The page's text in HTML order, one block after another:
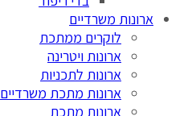
ארונות משרדיים
לוקרים ממתכת
ארונות ויטרינה
ארונות לתכניות
ארונות מתכת משרדיים
ארונות מתכת